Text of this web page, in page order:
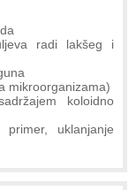
radi lakšeg i
mikroorganizama)
koloidno
uklanjanje